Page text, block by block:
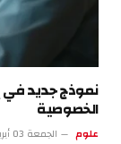
نموذج جديد في
الخصوصية
علوم الجمعة 03 أبريل 11:21 ص